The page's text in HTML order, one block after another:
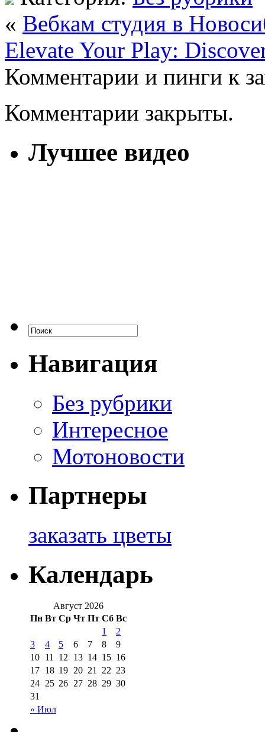
« Вебкам студия в
Elevate Your Play:
Комментарии и пинги к
Комментарии закрыты.
Лучшее видео
Навигация
Без рубрики
Интересное
Мотоновости
Партнеры
заказать цветы
Календарь
Август 2026
Пн Вт Ср Чт Пт Сб Вс
« Июл
1
2
3
4 5 6 7 8
9
10 11 12 13 14 15 16
17 18 19 20 21 22 23
24 25 26 27 28 29 30
31